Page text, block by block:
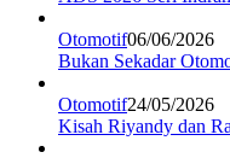
Otomotif06/06/2026
Bukan Sekadar
Otomotif24/05/2026
Kisah Riyandy dan